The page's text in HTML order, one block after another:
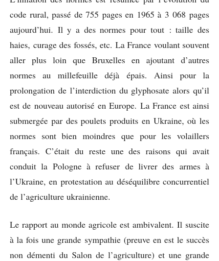
code rural, passé de 755 pages en 1965 à 3 068 pages
aujourd’hui. Il y a des normes pour tout : taille des
haies, curage des fossés, etc. La France voulant souvent
aller plus loin que Bruxelles en ajoutant d’autres
normes au millefeuille déjà épais. Ainsi pour la
prolongation de l’interdiction du glyphosate alors qu’il
est de nouveau autorisé en Europe. La France est ainsi
submergée par des poulets produits en Ukraine, où les
normes sont bien moindres que pour les volaillers
français. C’était du reste une des raisons qui avait
conduit la Pologne à refuser de livrer des armes à
l’Ukraine, en protestation au déséquilibre concurrentiel
de l’agriculture ukrainienne.
Le rapport au monde agricole est ambivalent. Il suscite
à la fois une grande sympathie (preuve en est le succès
non démenti du Salon de l’agriculture) et une grande